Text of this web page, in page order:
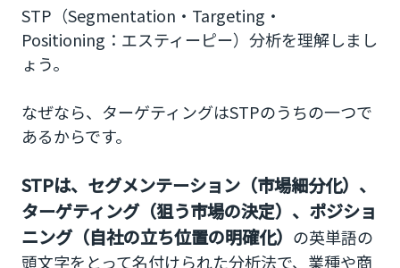
STP（Segmentation・Targeting・
Positioning：エスティーピー）分析を理解しまし
ょう。
なぜなら、ターゲティングはSTPのうちの一つで
あるからです。
STPは、セグメンテーション（市場細分化）、
ターゲティング（狙う市場の決定）、ポジショ
ニング（自社の立ち位置の明確化） の英単語の
頭文字をとって名付けられた分析法で、業種や商